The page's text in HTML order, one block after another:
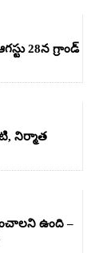
28న గ్రాండ్
నిర్మాత
ఉంది –